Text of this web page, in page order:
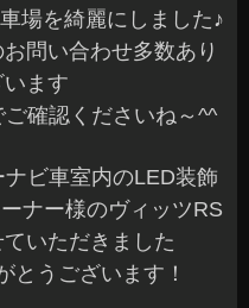
場を綺麗にしました♪
問い合わせ多数あり
ます
確認くださいね～^^
ビ車室内のLED装飾
ナー様のヴィッツRS
いただきました
とうございます！